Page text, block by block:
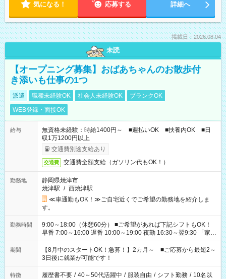
気になる！ 応募する 詳細へ
掲載日：2026.08.04
未読
【オープニング募集】おばあちゃんのお散歩付
き添いも仕事の1つ
派遣 職種未経験OK 社会人未経験OK
ブランクOK
WEB登録・面接OK
給与
無資格未経験：時給1400円～ ■週払いOK ■扶養内OK ■日
収1万1200円以上
交通費別途支給あり
交通費 交通費全額支給（ガソリン代もOK！）
勤務地
静岡県焼津市
焼津駅 / 西焼津駅
≪車通勤もOK！≫ご自宅近くでご希望の勤務地を紹介しま
す。
勤務時間
9:00～18:00（休憩60分） ■ご希望があれば下記シフトもOK！
早番 7:00～16:00 遅番 10:00～19:00 夜勤 16:30～翌9:30 「家族
と休みを合わせたい」 「余裕を持って夕飯の準備がしたい」
「できれば残業はしたくない」 など、ご希望を教えてください
ね。 ※Wワーク希望の方へ 今ご覧のお仕事で希望する勤務時間
と、もう1つのお仕事の勤務時間。 合計で週40時間を超える場
合は応募できません。
期間
【8月中のスタートOK！急募！】2カ月～ ■ご応募から最短2～
3日後に就業が可能です！
特徴 履歴書不要 / 40～50代活躍中 / 服装自由 / シフト勤務 / 10名以